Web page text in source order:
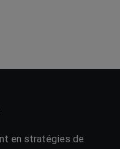
en stratégies de